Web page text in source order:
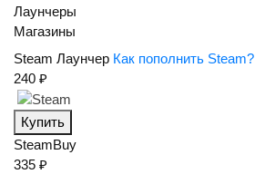
Лаунчеры
Магазины
Steam Лаунчер Как пополнить Steam?
240 ₽
Купить
SteamBuy
335 ₽